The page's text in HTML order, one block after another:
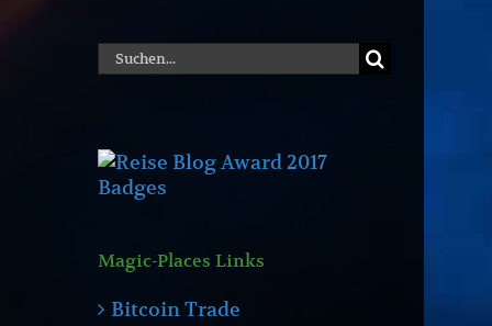
Suche
nach:
Magic-Places Links
Bitcoin Trade